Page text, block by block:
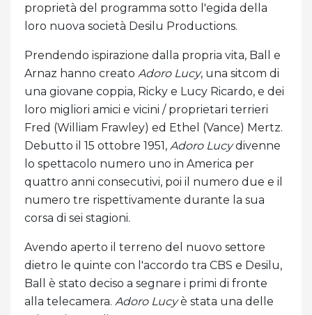
proprietà del programma sotto l'egida della
loro nuova società Desilu Productions.
Prendendo ispirazione dalla propria vita, Ball e
Arnaz hanno creato Adoro Lucy, una sitcom di
una giovane coppia, Ricky e Lucy Ricardo, e dei
loro migliori amici e vicini / proprietari terrieri
Fred (William Frawley) ed Ethel (Vance) Mertz.
Debutto il 15 ottobre 1951, Adoro Lucydivenne
lo spettacolo numero uno in America per
quattro anni consecutivi, poi il numero due e il
numero tre rispettivamente durante la sua
corsa di sei stagioni.
Avendo aperto il terreno del nuovo settore
dietro le quinte con l'accordo tra CBS e Desilu,
Ball è stato deciso a segnare i primi di fronte
alla telecamera. Adoro Lucyè stata una delle